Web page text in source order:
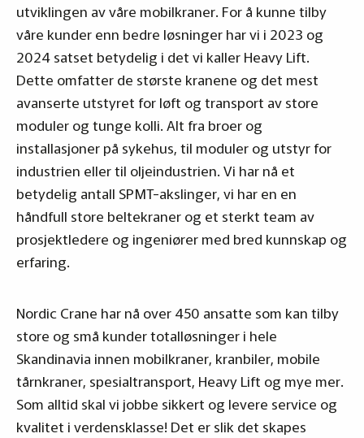
utviklingen av våre mobilkraner. For å kunne tilby
våre kunder enn bedre løsninger har vi i 2023 og
2024 satset betydelig i det vi kaller Heavy Lift.
Dette omfatter de største kranene og det mest
avanserte utstyret for løft og transport av store
moduler og tunge kolli. Alt fra broer og
installasjoner på sykehus, til moduler og utstyr for
industrien eller til oljeindustrien. Vi har nå et
betydelig antall SPMT-akslinger, vi har en en
håndfull store beltekraner og et sterkt team av
prosjektledere og ingeniører med bred kunnskap og
erfaring.
Nordic Crane har nå over 450 ansatte som kan tilby
store og små kunder totalløsninger i hele
Skandinavia innen mobilkraner, kranbiler, mobile
tårnkraner, spesialtransport, Heavy Lift og mye mer.
Som alltid skal vi jobbe sikkert og levere service og
kvalitet i verdensklasse! Det er slik det skapes